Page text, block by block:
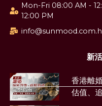
Mon-Fri 08:00 AM -
12:00 PM
新
香港離
估值、